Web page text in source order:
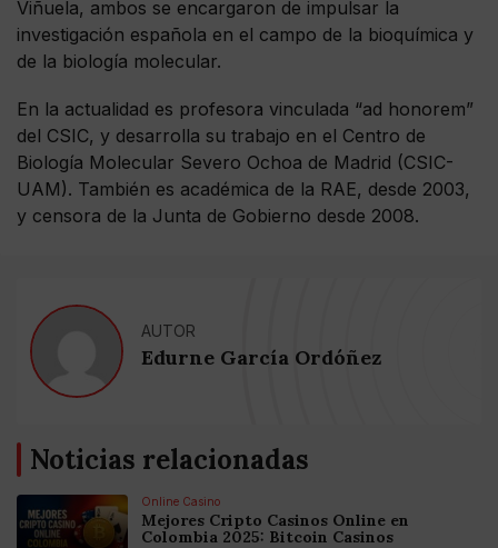
Viñuela, ambos se encargaron de impulsar la
investigación española en el campo de la bioquímica y
de la biología molecular.
En la actualidad es profesora vinculada “ad honorem”
del CSIC, y desarrolla su trabajo en el Centro de
Biología Molecular Severo Ochoa de Madrid (CSIC-
UAM). También es académica de la RAE, desde 2003,
y censora de la Junta de Gobierno desde 2008.
AUTOR
Edurne García Ordóñez
Noticias relacionadas
Online Casino
Mejores Cripto Casinos Online en
Colombia 2025: Bitcoin Casinos